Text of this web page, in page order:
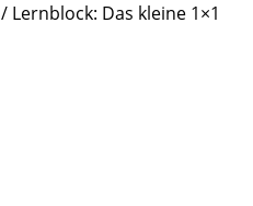
/ Lernblock: Das kleine 1×1